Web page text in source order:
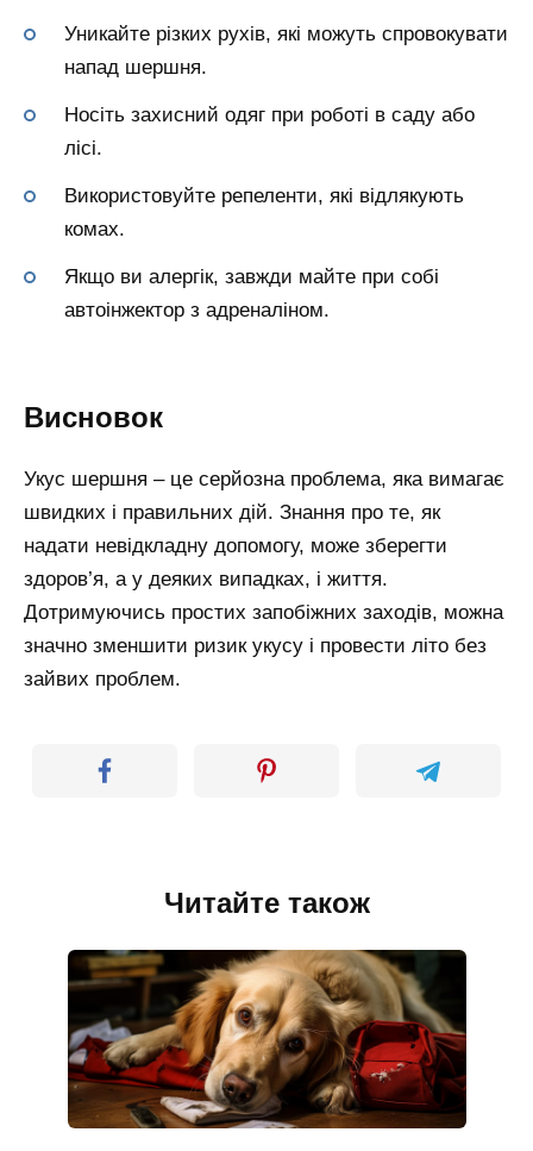
Уникайте різких рухів, які можуть спровокувати
напад шершня.
Носіть захисний одяг при роботі в саду або
лісі.
Використовуйте репеленти, які відлякують
комах.
Якщо ви алергік, завжди майте при собі
автоінжектор з адреналіном.
Висновок
Укус шершня – це серйозна проблема, яка вимагає
швидких і правильних дій. Знання про те, як
надати невідкладну допомогу, може зберегти
здоров’я, а у деяких випадках, і життя.
Дотримуючись простих запобіжних заходів, можна
значно зменшити ризик укусу і провести літо без
зайвих проблем.
Читайте також